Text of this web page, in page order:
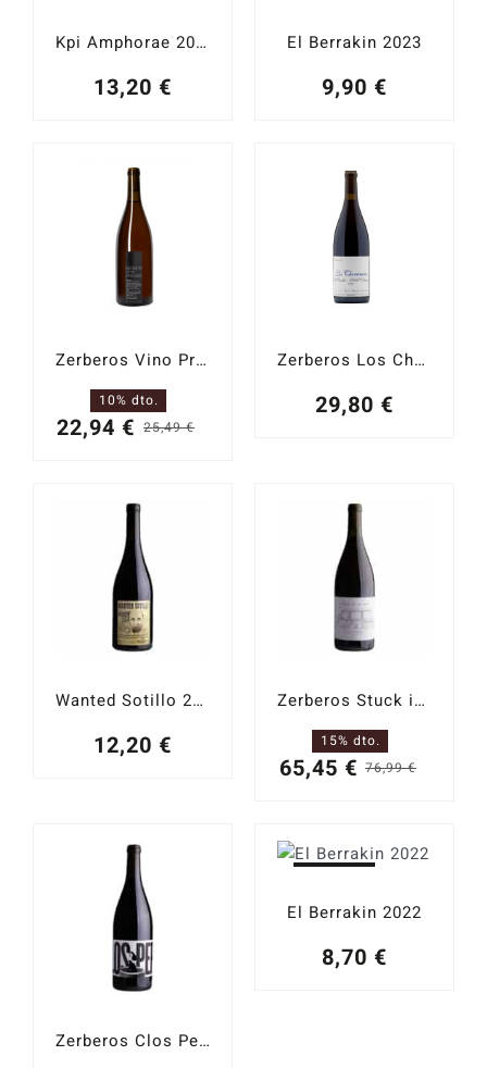
Kpi Amphorae 2019
13,20 €
El Berrakin 2023
9,90 €
Zerberos Vino Precioso 2020
25,49€El
22,94€
El
10% dto.
Zerberos Los Chorrancos 2021
29,80 €
Wanted Sotillo 2021
12,20 €
Zerberos Stuck in The Mud 2019
76,99€
76,99
65,45 €
actual
65,45
15% dto.
Zerberos Clos Pepi 2020
El Berrakin 2022
8,70 €